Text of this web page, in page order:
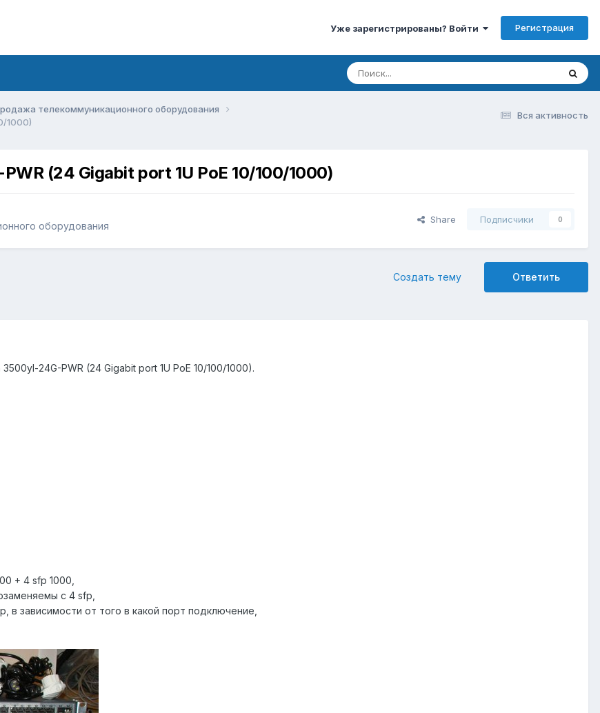
Уже зарегистрированы? Войти Регистрация
Вся активность
телекоммуникационного оборудования
1000)
(24 Gigabit port 1U PoE 10/100/1000)
оборудования
Share Подписчики 0
Ответить
Создать тему
24G-PWR (24 Gigabit port 1U PoE 10/100/1000).
+ 4 sfp 1000,
с 4 sfp,
в зависимости от того в какой порт подключение,